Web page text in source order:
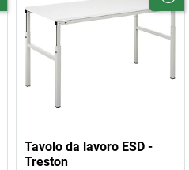
Tavolo da lavoro ESD -
Treston